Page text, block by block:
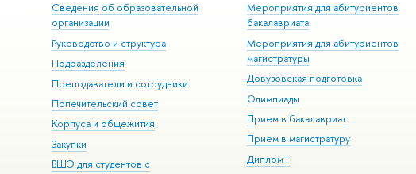
Сведения об образовательной
организации
Руководство и структура
Подразделения
Преподаватели и сотрудники
Попечительский совет
Корпуса и общежития
Закупки
ВШЭ для студентов с
Мероприятия для абитуриентов
бакалавриата
Мероприятия для абитуриентов
магистратуры
Довузовская подготовка
Олимпиады
Прием в бакалавриат
Прием в магистратуру
Диплом+